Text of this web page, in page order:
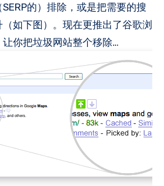
的）排除，或是把需要的搜
如下图）。现在更推出了谷歌浏
你把垃圾网站整个移除…